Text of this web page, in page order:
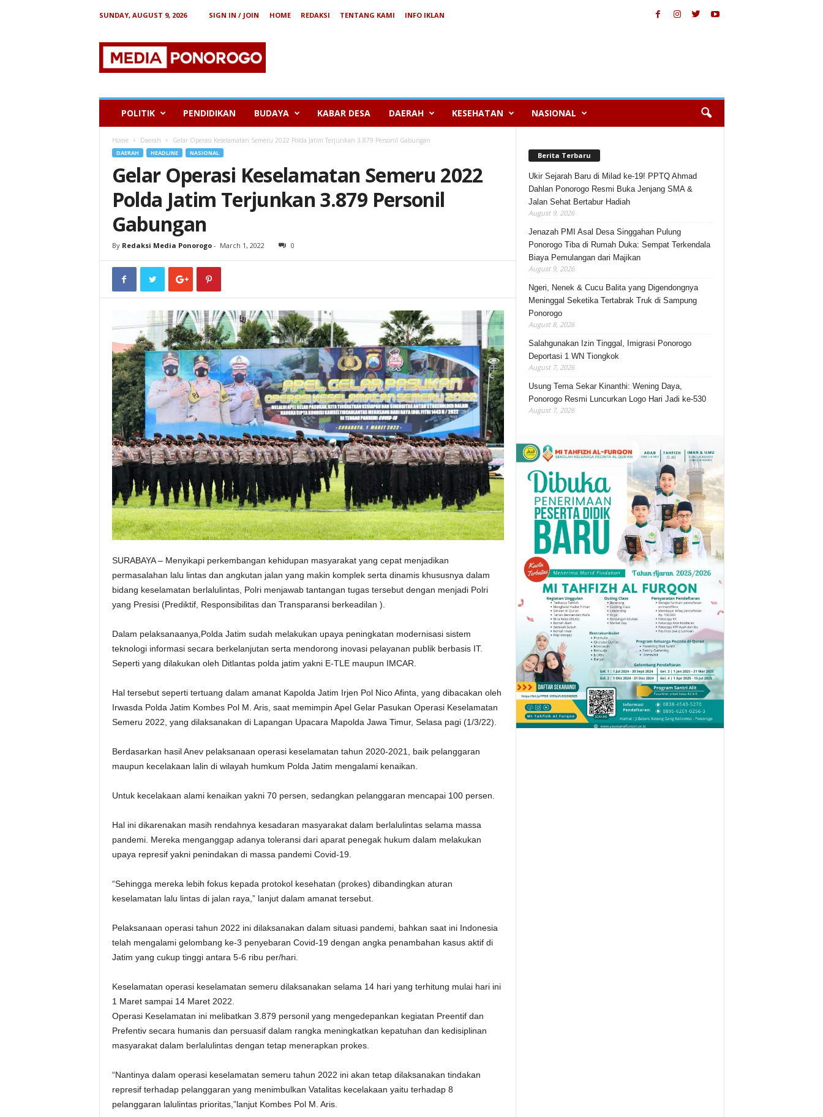
SUNDAY, AUGUST 9, 2026 SIGN IN / JOIN HOME REDAKSI TENTANG KAMI
INFO IKLAN
e
POLITIK PENDIDIKAN BUDAYA KABAR DESA DAERAH KESEHATAN NASIONAL
Home Daerah Gelar Operasi Keselamatan Semeru 2022 Polda Jatim Terjunkan 3.879 Personil Gabungan
DAERAH HEADLINE NASIONAL
Gelar Operasi Keselamatan Semeru 2022
Polda Jatim Terjunkan 3.879 Personil
Gabungan
By Redaksi Media Ponorogo- March 1, 2022 0
SURABAYA – Menyikapi perkembangan kehidupan masyarakat yang cepat menjadikan
permasalahan lalu lintas dan angkutan jalan yang makin komplek serta dinamis khususnya dalam
bidang keselamatan berlalulintas, Polri menjawab tantangan tugas tersebut dengan menjadi Polri
yang Presisi (Prediktif, Responsibilitas dan Transparansi berkeadilan ).
Dalam pelaksanaanya,Polda Jatim sudah melakukan upaya peningkatan modernisasi sistem
teknologi informasi secara berkelanjutan serta mendorong inovasi pelayanan publik berbasis IT.
Seperti yang dilakukan oleh Ditlantas polda jatim yakni E-TLE maupun IMCAR.
Hal tersebut seperti tertuang dalam amanat Kapolda Jatim Irjen Pol Nico Afinta, yang dibacakan oleh
Irwasda Polda Jatim Kombes Pol M. Aris, saat memimpin Apel Gelar Pasukan Operasi Keselamatan
Semeru 2022, yang dilaksanakan di Lapangan Upacara Mapolda Jawa Timur, Selasa pagi (1/3/22).
Berdasarkan hasil Anev pelaksanaan operasi keselamatan tahun 2020-2021, baik pelanggaran
maupun kecelakaan lalin di wilayah humkum Polda Jatim mengalami kenaikan.
Untuk kecelakaan alami kenaikan yakni 70 persen, sedangkan pelanggaran mencapai 100 persen.
Hal ini dikarenakan masih rendahnya kesadaran masyarakat dalam berlalulintas selama massa
pandemi. Mereka menganggap adanya toleransi dari aparat penegak hukum dalam melakukan
upaya represif yakni penindakan di massa pandemi Covid-19.
“Sehingga mereka lebih fokus kepada protokol kesehatan (prokes) dibandingkan aturan
keselamatan lalu lintas di jalan raya,” lanjut dalam amanat tersebut.
Pelaksanaan operasi tahun 2022 ini dilaksanakan dalam situasi pandemi, bahkan saat ini Indonesia
telah mengalami gelombang ke-3 penyebaran Covid-19 dengan angka penambahan kasus aktif di
Jatim yang cukup tinggi antara 5-6 ribu per/hari.
Keselamatan operasi keselamatan semeru dilaksanakan selama 14 hari yang terhitung mulai hari ini
1 Maret sampai 14 Maret 2022.
Operasi Keselamatan ini melibatkan 3.879 personil yang mengedepankan kegiatan Preentif dan
Prefentiv secara humanis dan persuasif dalam rangka meningkatkan kepatuhan dan kedisiplinan
masyarakat dalam berlalulintas dengan tetap menerapkan prokes.
“Nantinya dalam operasi keselamatan semeru tahun 2022 ini akan tetap dilaksanakan tindakan
represif terhadap pelanggaran yang menimbulkan Vatalitas kecelakaan yaitu terhadap 8
pelanggaran lalulintas prioritas,”lanjut Kombes Pol M. Aris.
Berita Terbaru
Ukir Sejarah Baru di Milad ke-19! PPTQ Ahmad
Dahlan Ponorogo Resmi Buka Jenjang SMA &
Jalan Sehat Bertabur Hadiah
August 9, 2026
Jenazah PMI Asal Desa Singgahan Pulung
Ponorogo Tiba di Rumah Duka: Sempat Terkendala
Biaya Pemulangan dari Majikan
August 9, 2026
Ngeri, Nenek & Cucu Balita yang Digendongnya
Meninggal Seketika Tertabrak Truk di Sampung
Ponorogo
August 8, 2026
Salahgunakan Izin Tinggal, Imigrasi Ponorogo
Deportasi 1 WN Tiongkok
August 7, 2026
Usung Tema Sekar Kinanthi: Wening Daya,
Ponorogo Resmi Luncurkan Logo Hari Jadi ke-530
August 7, 2026